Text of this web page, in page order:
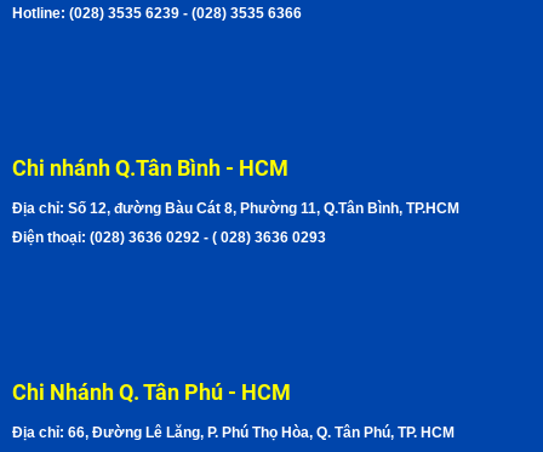
Hotline: (028) 3535 6239 - (028) 3535 6366
Chi nhánh Q.Tân Bình - HCM
Địa chỉ: Số 12, đường Bàu Cát 8, Phường 11, Q.Tân Bình, TP.HCM
Điện thoại: (028) 3636 0292 - ( 028) 3636 0293
Chi Nhánh Q. Tân Phú - HCM
Địa chỉ: 66, Đường Lê Lăng, P. Phú Thọ Hòa, Q. Tân Phú, TP. HCM